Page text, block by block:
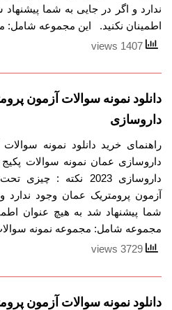
ندارد و اگر در جایی به شما
اطمینان نکنید. این مجموعه شامل:
دانلود نمونه سوالات آزمون
داروسازی
راهنمای خرید دانلود نمونه
داروسازی عمان نمونه سوالات پکیج
داروسازی 2023 نکته :
آزمون پرومتریک عمان وجود ندارد
شما پیشنهاد شد به هیچ عنوان
مجموعه شامل: مجموعه نمونه
دانلود نمونه سوالات آزمون